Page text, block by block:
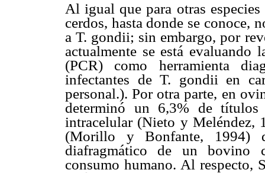
Al igual que para otras
cerdos, hasta donde se conoce,
a T. gondii; sin embargo, por
actualmente se está evaluando
(PCR) como herramienta
infectantes de T. gondii en
personal.). Por otra parte, en
determinó un 6,3% de títulos
intracelular (Nieto y Meléndez,
(Morillo y Bonfante, 1994)
diafragmático de un bovino
consumo humano. Al respecto,